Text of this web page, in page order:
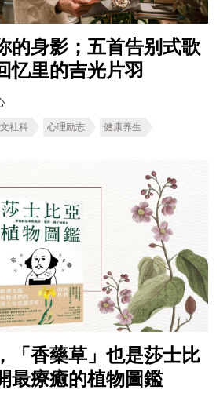
的身影；五首告别式歌
忆里的吉光片羽
文社科 心理励志 健康养生
「香藥草」也是莎士比
最療癒的植物圖鑑